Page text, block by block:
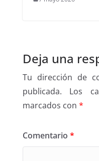
Deja una
Tu dirección de
publicada.
Los
marcados con *
Comentario *